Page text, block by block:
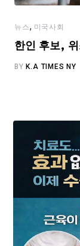
뉴스, 미국사회
한인 후보,
BY K.A TIMES NY